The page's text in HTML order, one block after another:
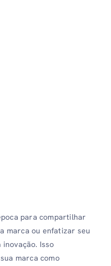
para compartilhar
marca ou enfatizar seu
Isso
marca como